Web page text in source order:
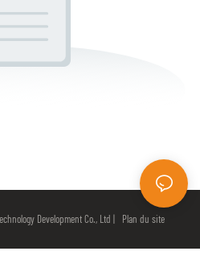
Development Co., Ltd | Plan du site